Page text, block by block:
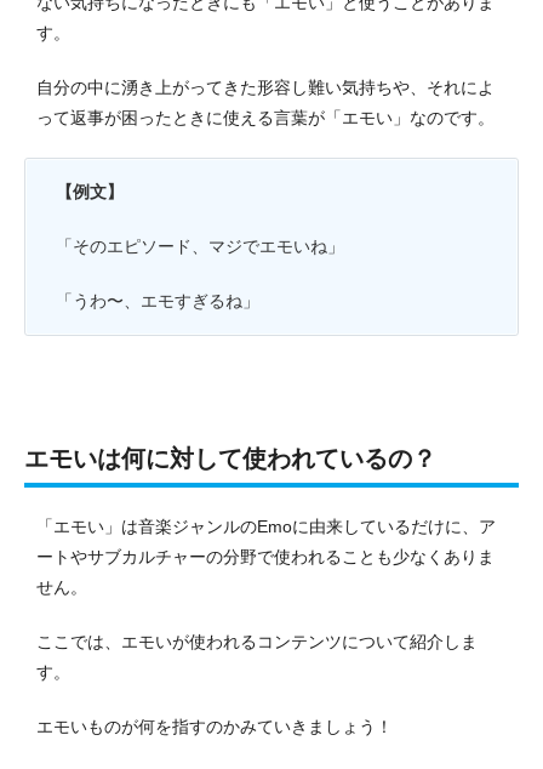
す。
自分の中に湧き上がってきた形容し難い気持ちや、それによ
って返事が困ったときに使える言葉が「エモい」なのです。
【例文】
「そのエピソード、マジでエモいね」
「うわ〜、エモすぎるね」
エモいは何に対して使われているの？
「エモい」は音楽ジャンルのEmoに由来しているだけに、ア
ートやサブカルチャーの分野で使われることも少なくありま
せん。
ここでは、エモいが使われるコンテンツについて紹介しま
す。
エモいものが何を指すのかみていきましょう！